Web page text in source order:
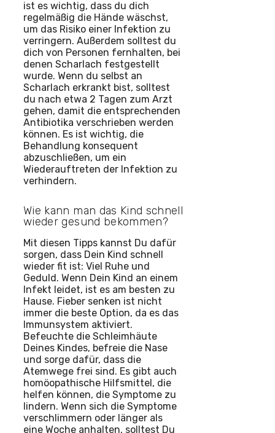
ist es wichtig, dass du dich
regelmäßig die Hände wäschst,
um das Risiko einer Infektion zu
verringern. Außerdem solltest du
dich von Personen fernhalten, bei
denen Scharlach festgestellt
wurde. Wenn du selbst an
Scharlach erkrankt bist, solltest
du nach etwa 2 Tagen zum Arzt
gehen, damit die entsprechenden
Antibiotika verschrieben werden
können. Es ist wichtig, die
Behandlung konsequent
abzuschließen, um ein
Wiederauftreten der Infektion zu
verhindern.
Wie kann man das Kind schnell
wieder gesund bekommen?
Mit diesen Tipps kannst Du dafür
sorgen, dass Dein Kind schnell
wieder fit ist: Viel Ruhe und
Geduld. Wenn Dein Kind an einem
Infekt leidet, ist es am besten zu
Hause. Fieber senken ist nicht
immer die beste Option, da es das
Immunsystem aktiviert.
Befeuchte die Schleimhäute
Deines Kindes, befreie die Nase
und sorge dafür, dass die
Atemwege frei sind. Es gibt auch
homöopathische Hilfsmittel, die
helfen können, die Symptome zu
lindern. Wenn sich die Symptome
verschlimmern oder länger als
eine Woche anhalten, solltest Du